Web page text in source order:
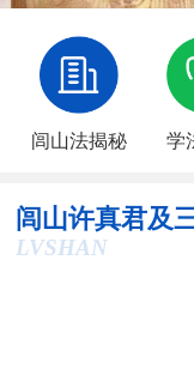
闾山法揭秘 学
闾山许真君及
LVSHAN